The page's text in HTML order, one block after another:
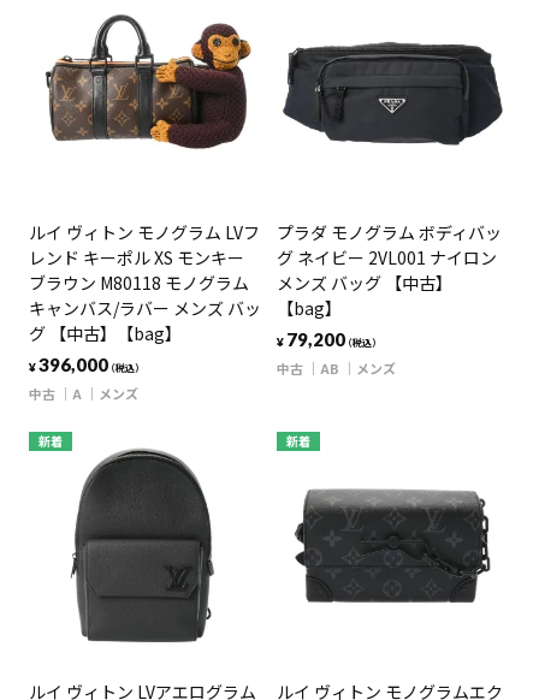
ルイ ヴィトン モノグラム LVフ
レンド キーポル XS モンキー
ブラウン M80118 モノグラム
キャンバス/ラバー メンズ バッ
グ 【中古】【bag】
¥396,000（税込）
中古 A メンズ
プラダ モノグラム ボディバッ
グ ネイビー 2VL001 ナイロン
メンズ バッグ 【中古】
【bag】
¥ 79,200（税込）
中古 AB メンズ
新着
ルイ ヴィトン LVアエログラム
新着
ルイ ヴィトン モノグラムエク